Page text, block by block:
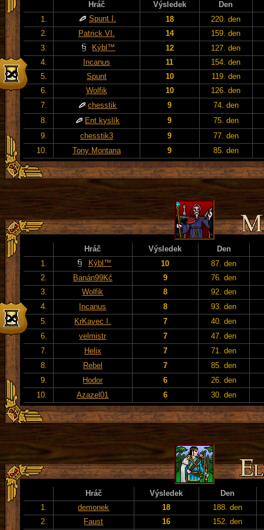
Hráč Výsledek
Den
1.
Spunt I. 18
220. den
2.
Patrick VI. 14
159. den
3.
Kýbl™ 12
127. den
4.
Incanus 11
154. den
5.
Spunt 10
119. den
6.
Wolfik 10
126. den
7.
chesstik 9
74. den
8.
Ent kyslík 9
75. den
9.
chesstik3 9
77. den
10.
Tony Montana 9 85. den
Hráč Výsledek
Den
1.
Kýbl™ 10 87. den
2.
Banán99Kč 9 76. den
3.
Wolfik 8 92. den
4.
Incanus 8 93. den
5.
KrKavec I. 7 40. den
6.
velmistr 7 47. den
7.
Helix 7 71. den
8.
Rebel 7 85. den
9.
Hodor 6 26. den
10.
Azazel01 6 30. den
Hráč Výsledek
Den
1.
demonek 18
188. den
2.
Faust 16
152. den